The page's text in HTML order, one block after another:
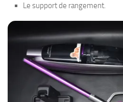
Le support de rangement.